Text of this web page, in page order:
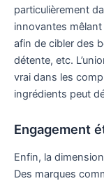
particulièrement
innovantes
afin de cibler des
détente, etc.
vrai dans les
ingrédients peut
Engagement
Enfin, la
Des marques